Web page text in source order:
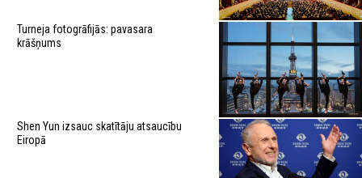
Turneja fotogrāfijās: pavasara
krāšņums
Shen Yun izsauc skatītāju atsaucību
Eiropā